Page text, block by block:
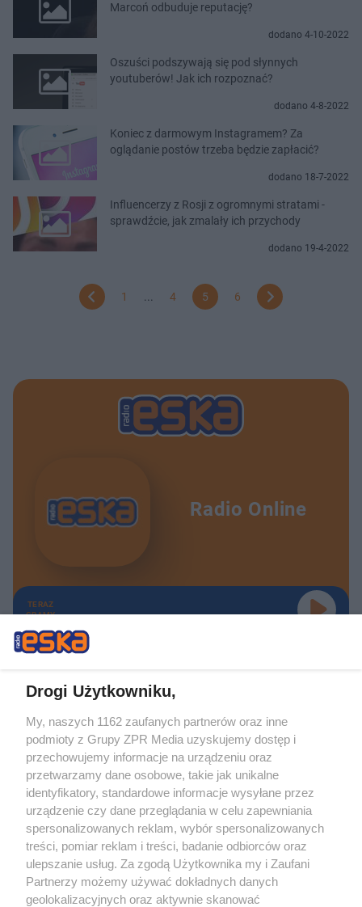
Marcoń odbuduje reputację?
dodano 4-10-2022
Oszuści podszywają się pod słynnych
youtuberów! Jak ich rozpoznać?
dodano 4-8-2022
Koniec z darmowym Instagramem? Za
oglądanie postów trzeba będzie zapłacić?
dodano 18-7-2022
Influencerzy z Rosji z ogromnymi stratami -
sprawdźcie, jak zmalały ich przychody
dodano 19-4-2022
1 ... 4 5 6
Radio Online
TERAZ
GRAMY
Żaden utwór zamieszczony w serwisie nie może być powielany i
rozpowszechniany lub dalej rozpowszechniany w jakikolwiek sposób (w
tym także elektroniczny lub mechaniczny) na jakimkolwiek polu
eksploatacji w jakiejkolwiek formie, włącznie z umieszczaniem w Internecie
bez pisemnej zgody właściciela praw. Jakiekolwiek użycie lub
wykorzystanie utworów w całości lub w części z naruszeniem prawa, tzn.
bez właściwej zgody, jest zabronione pod groźbą kary i może być ścigane
prawnie.
Drogi Użytkowniku,
My, naszych 1162 zaufanych partnerów oraz inne
podmioty z Grupy ZPR Media uzyskujemy dostęp i
przechowujemy informacje na urządzeniu oraz
przetwarzamy dane osobowe, takie jak unikalne
identyfikatory, standardowe informacje wysyłane przez
urządzenie czy dane przeglądania w celu zapewniania
spersonalizowanych reklam, wybór spersonalizowanych
treści, pomiar reklam i treści, badanie odbiorców oraz
ulepszanie usług. Za zgodą Użytkownika my i Zaufani
Partnerzy możemy używać dokładnych danych
geolokalizacyjnych oraz aktywnie skanować